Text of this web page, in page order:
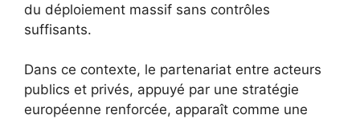
du déploiement massif sans contrôles
suffisants.
Dans ce contexte, le partenariat entre acteurs
publics et privés, appuyé par une stratégie
européenne renforcée, apparaît comme une